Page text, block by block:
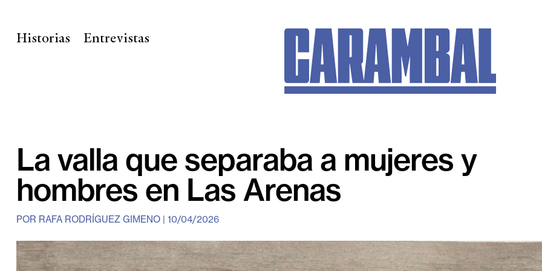
Historias Entrevistas
La valla que separaba a mujeres y
hombres en Las Arenas
POR RAFA RODRÍGUEZ GIMENO | 10/04/2026